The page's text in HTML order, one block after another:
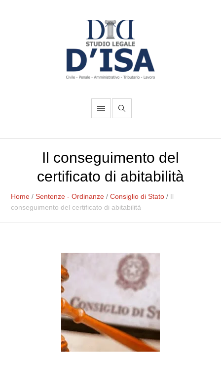
Il conseguimento del
certificato di abitabilità
Home /Sentenze - Ordinanze /Consiglio di Stato / Il
conseguimento del certificato di abitabilità